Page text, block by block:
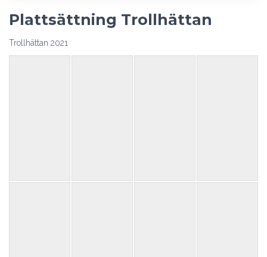
Plattsättning Trollhättan
Trollhättan 2021